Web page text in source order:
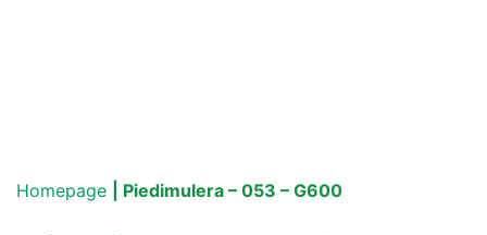
Homepage | Piedimulera – 053 – G600